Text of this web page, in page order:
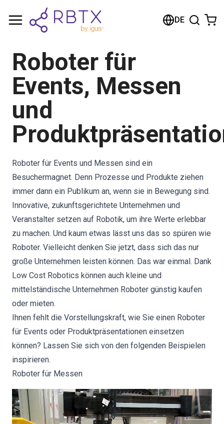
DE
Roboter für
Events, Messen
und
Roboter für Events und Messen sind ein
Besuchermagnet. Denn Prozesse und Produkte ziehen
immer dann ein Publikum an, wenn sie in Bewegung sind.
Innovative, zukunftsgerichtete Unternehmen und
Veranstalter setzen auf Robotik, um ihre Werte erlebbar
zu machen. Und kaum etwas lässt uns das so spüren wie
Roboter. Vielleicht denken Sie jetzt, dass sich das nur
große Unternehmen leisten können. Das war einmal. Dank
Low Cost Robotics können auch kleine und
mittelständische Unternehmen Roboter günstig kaufen
oder mieten.
Ihnen fehlt die Vorstellungskraft, wie Sie einen Roboter
für Events oder Produktpräsentationen einsetzen
können? Lassen Sie sich von den folgenden Beispielen
inspirieren.
Roboter für Messen
Warenkorb
Im Shop stöbern